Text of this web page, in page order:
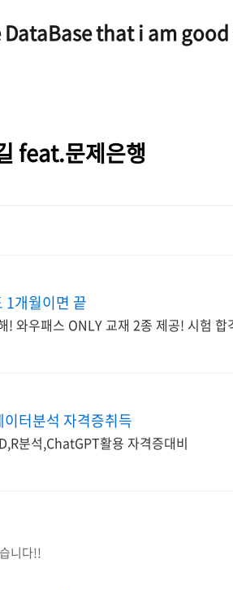
DataBase that i am
feat.문제은행
1개월이면 끝
! 와우패스 ONLY 교재 2종 제공! 시험
터분석 자격증취득
분석,ChatGPT활용 자격증대비
니다!!